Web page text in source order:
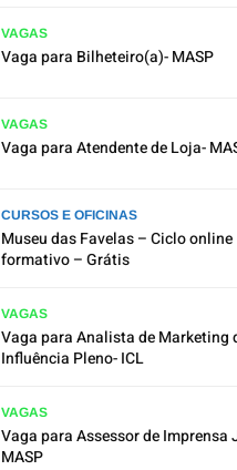
VAGAS
Vaga para Bilheteiro(a)- MASP
VAGAS
Vaga para Atendente de Loja-
CURSOS E OFICINAS
Museu das Favelas – Ciclo online
formativo – Grátis
VAGAS
Vaga para Analista de Marketing
Influência Pleno- ICL
VAGAS
Vaga para Assessor de Imprensa
MASP